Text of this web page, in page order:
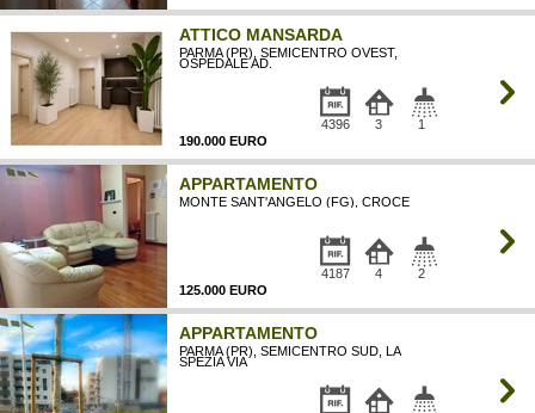
ATTICO MANSARDA
PARMA (PR), SEMICENTRO OVEST,
OSPEDALE AD.
190.000 EURO
4396 3 1
APPARTAMENTO
MONTE SANT'ANGELO (FG), CROCE
125.000 EURO
4187 4 2
APPARTAMENTO
PARMA (PR), SEMICENTRO SUD, LA
SPEZIA VIA